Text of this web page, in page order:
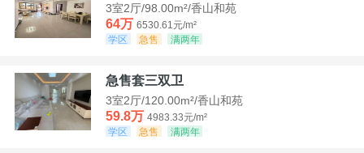
3室2厅/98.00m²/香山和苑
64万 6530.61元/m²
学区
急售 满两年
急售套三双卫
3室2厅/120.00m²/香山和苑
59.8万 4983.33元/m²
学区
急售 满两年